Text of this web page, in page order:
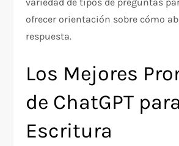
ofrecer orientación sobre cómo
respuesta.
Los Mejores
de ChatGPT para
Escritura